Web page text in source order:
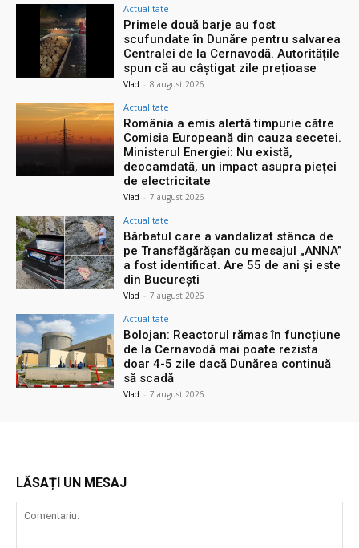
Actualitate
Primele două barje au fost
scufundate în Dunăre pentru salvarea
Centralei de la Cernavodă. Autoritățile
spun că au câștigat zile prețioase
Vlad - 8 august 2026
Actualitate
România a emis alertă timpurie către
Comisia Europeană din cauza secetei.
Ministerul Energiei: Nu există,
deocamdată, un impact asupra pieței
de electricitate
Vlad - 7 august 2026
Actualitate
Bărbatul care a vandalizat stânca de
pe Transfăgărășan cu mesajul „ANNA”
a fost identificat. Are 55 de ani și este
din București
Vlad - 7 august 2026
Actualitate
Bolojan: Reactorul rămas în funcțiune
de la Cernavodă mai poate rezista
doar 4-5 zile dacă Dunărea continuă
să scadă
Vlad - 7 august 2026
LĂSAȚI UN MESAJ